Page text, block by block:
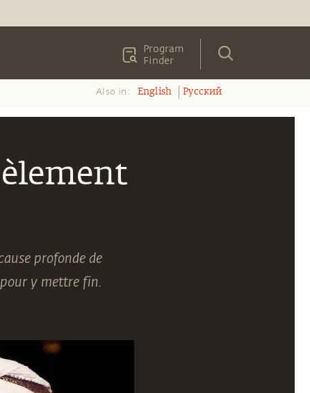
Program
Finder
Also in: English Pусский
profonde de
y mettre fin.